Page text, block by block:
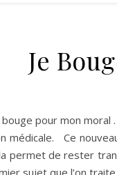
Je
bouge pour mon
Ce
permet de rester
sujet que l’on